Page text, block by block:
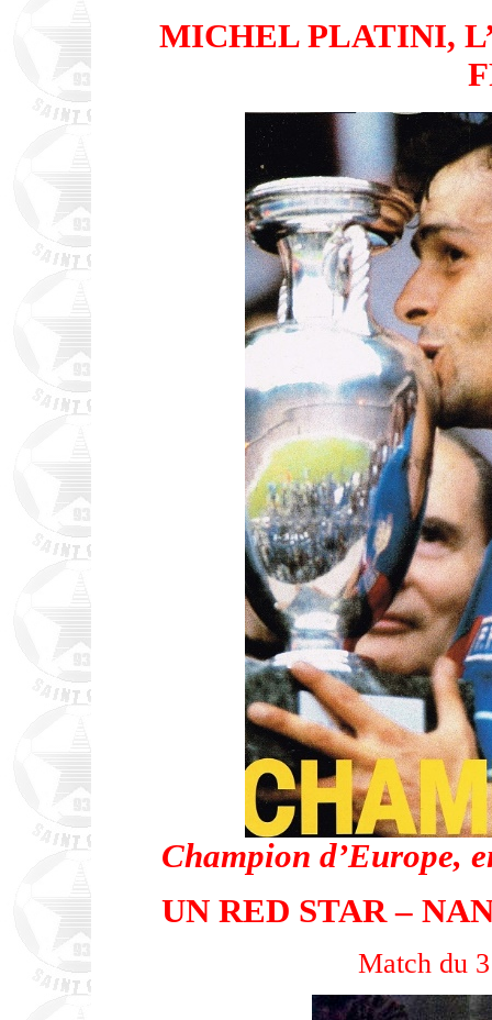
MICHEL PLATINI,
Champion d’Europe,
UN RED STAR –
Match du